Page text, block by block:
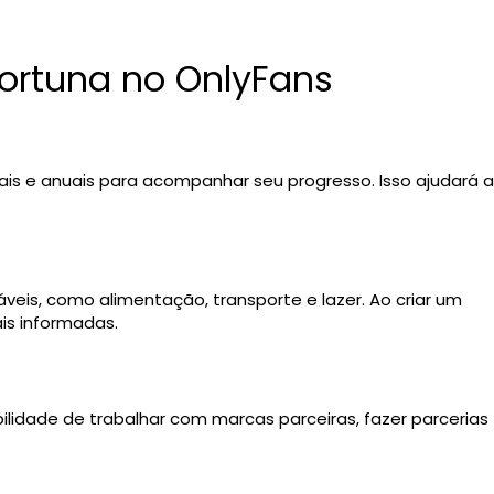
no OnlyFans
e anuais para acompanhar seu progresso. Isso ajudará a
como alimentação, transporte e lazer. Ao criar um
informadas.
de trabalhar com marcas parceiras, fazer parcerias